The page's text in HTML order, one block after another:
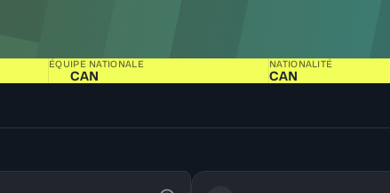
ÉQUIPE NATIONALE
CAN
NATIONALITÉ
CAN